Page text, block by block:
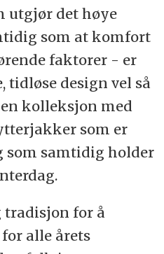
utgjør det høye
som at komfort
faktorer - er
tidløse design vel så
kolleksjon med
som er
som samtidig holder
tradisjon for å
alle årets